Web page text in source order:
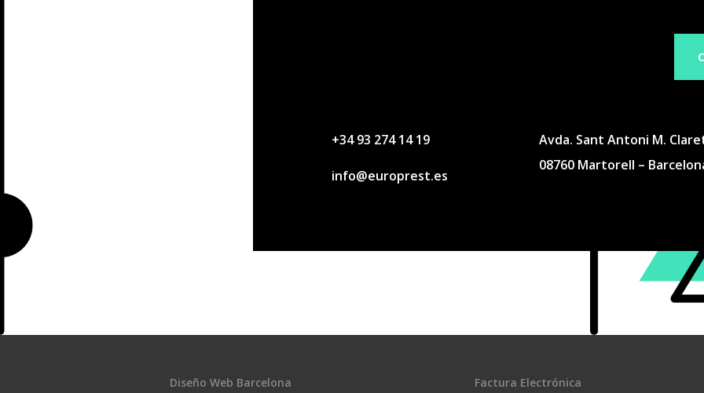
+34 93 274 14 19
info@europrest.es
Avda. Sant Antoni M.
08760 Martorell –
Diseño Web Barcelona Factura Electrónica